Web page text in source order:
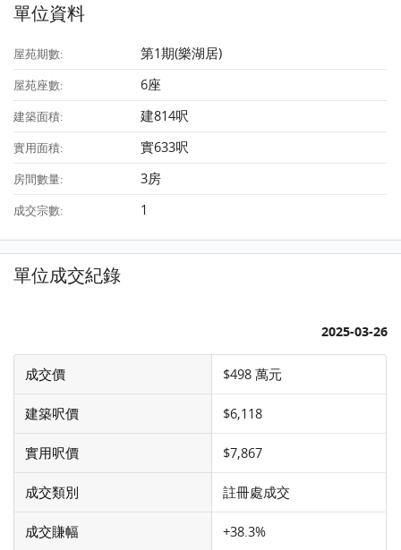
單位資料
屋苑期數: 第1期(樂湖居)
屋苑座數: 6座
建築面積: 建814呎
實用面積: 實633呎
房間數量: 3房
成交宗數: 1
單位成交紀錄
2025-03-26
成交價 $498 萬元
建築呎價 $6,118
實用呎價 $7,867
成交類別 註冊處成交
成交賺幅 +38.3%